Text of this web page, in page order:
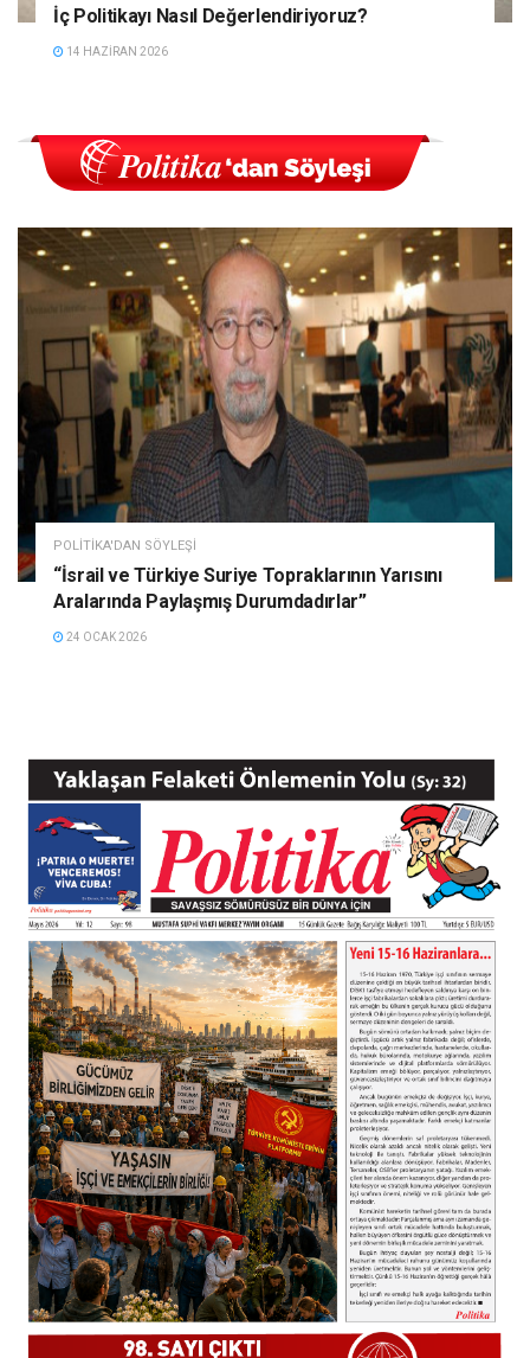
İç Politikayı Nasıl Değerlendiriyoruz?
14 HAZIRAN 2026
POLITIKA'DAN SÖYLEŞI
“İsrail ve Türkiye Suriye Topraklarının Yarısını
Aralarında Paylaşmış Durumdadırlar”
24 OCAK 2026